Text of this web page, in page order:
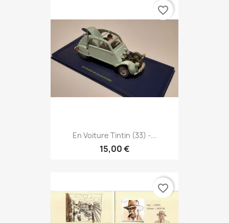
En Voiture Tintin (33) -...
15,00 €
favorite_border
favorite_border